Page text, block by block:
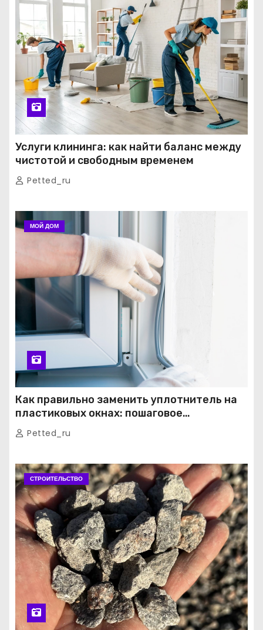
Услуги клининга: как найти баланс между
чистотой и свободным временем
Petted_ru
МОЙ ДОМ
Как правильно заменить уплотнитель на
пластиковых окнах: пошаговое
руководство от экспертов
Petted_ru
СТРОИТЕЛЬСТВО